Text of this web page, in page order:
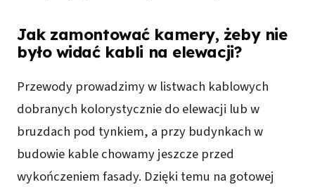
Jak zamontować kamery, żeby nie
było widać kabli na elewacji?
Przewody prowadzimy w listwach kablowych
dobranych kolorystycznie do elewacji lub w
bruzdach pod tynkiem, a przy budynkach w
budowie kable chowamy jeszcze przed
wykończeniem fasady. Dzięki temu na gotowej